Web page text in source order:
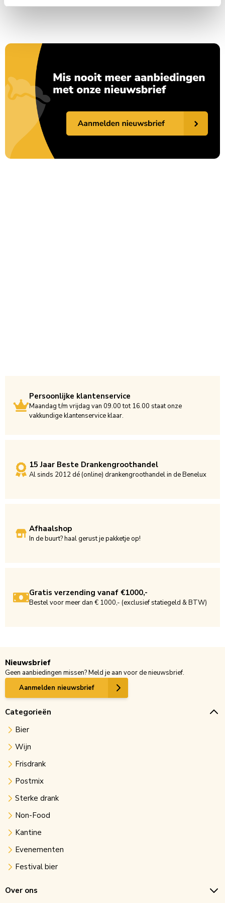
Persoonlijke klantenservice
Maandag t/m vrijdag van 09.00 tot 16.00 staat onze
vakkundige klantenservice klaar.
15 Jaar Beste Drankengroothandel
Al sinds 2012 dé (online) drankengroothandel in de Benelux
Afhaalshop
In de buurt? haal gerust je pakketje op!
Gratis verzending vanaf €1000,-
Bestel voor meer dan € 1000,- (exclusief statiegeld & BTW)
Nieuwsbrief
Geen aanbiedingen missen? Meld je aan voor de nieuwsbrief.
Aanmelden nieuwsbrief
Categorieën
Bier
Wijn
Frisdrank
Postmix
Sterke drank
Non-Food
Kantine
Evenementen
Festival bier
Over ons